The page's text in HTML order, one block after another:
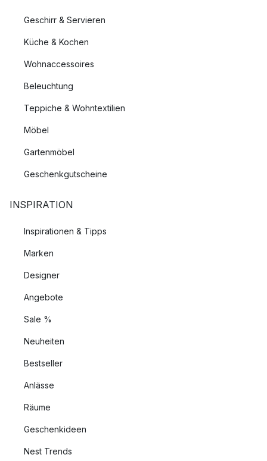
Geschirr & Servieren
Küche & Kochen
Wohnaccessoires
Beleuchtung
Teppiche & Wohntextilien
Möbel
Gartenmöbel
Geschenkgutscheine
INSPIRATION
Inspirationen & Tipps
Marken
Designer
Angebote
Sale %
Neuheiten
Bestseller
Anlässe
Räume
Geschenkideen
Nest Trends